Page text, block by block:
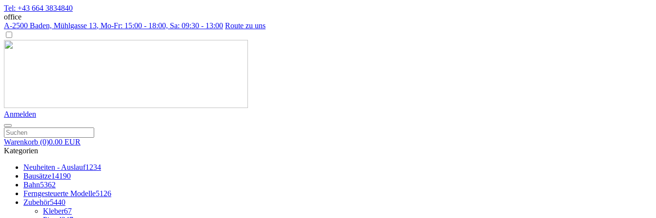
Tel: +43 664 3834840
office
A-2500 Baden, Mühlgasse 13, Mo-Fr: 15:00 - 18:00, Sa: 09:30 - 13:00 Route zu uns
Anmelden
Warenkorb (0)0.00 EUR
Kategorien
Neuheiten - Auslauf1234
Bausätze14190
Bahn5362
Ferngesteuerte Modelle5126
Zubehör5440
Kleber67